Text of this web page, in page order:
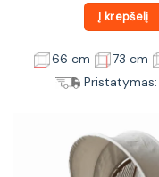
Į krepšelį
66 cm 73 cm
Pristatymas: